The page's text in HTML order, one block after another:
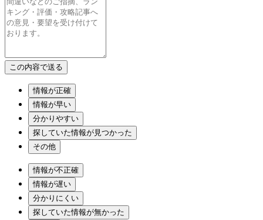
情報が正確
情報が早い
分かりやすい
探していた情報が見つかった
その他
情報が不正確
情報が遅い
分かりにくい
探していた情報が無かった